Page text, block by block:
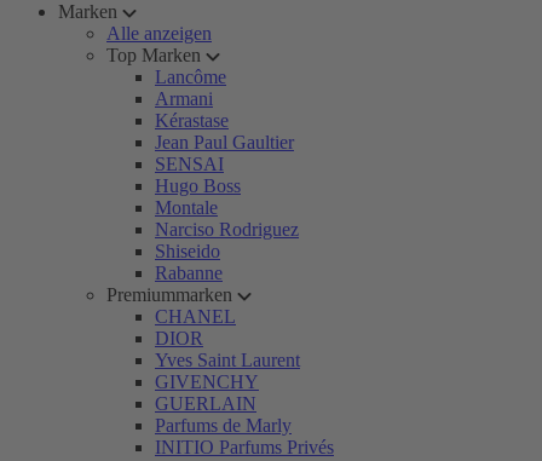
Marken
Alle anzeigen
Top Marken
Lancôme
Armani
Kérastase
Jean Paul Gaultier
SENSAI
Hugo Boss
Montale
Narciso Rodriguez
Shiseido
Rabanne
Premiummarken
CHANEL
DIOR
Yves Saint Laurent
GIVENCHY
GUERLAIN
Parfums de Marly
INITIO Parfums Privés